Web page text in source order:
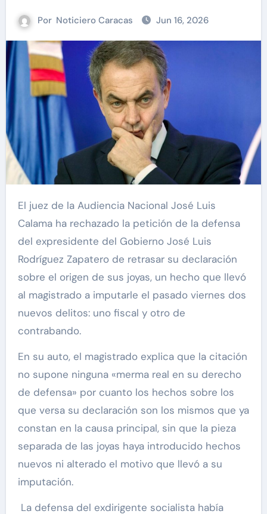
Por Noticiero Caracas Jun 16, 2026
El juez de la Audiencia Nacional José Luis
Calama ha rechazado la petición de la defensa
del expresidente del Gobierno José Luis
Rodríguez Zapatero de retrasar su declaración
sobre el origen de sus joyas, un hecho que llevó
al magistrado a imputarle el pasado viernes dos
nuevos delitos: uno fiscal y otro de
contrabando.
En su auto, el magistrado explica que la citación
no supone ninguna «merma real en su derecho
de defensa» por cuanto los hechos sobre los
que versa su declaración son los mismos que ya
constan en la causa principal, sin que la pieza
separada de las joyas haya introducido hechos
nuevos ni alterado el motivo que llevó a su
imputación.
La defensa del exdirigente socialista había